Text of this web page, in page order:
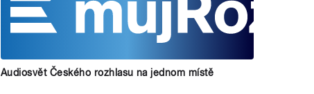
Audiosvět Českého rozhlasu na jednom místě